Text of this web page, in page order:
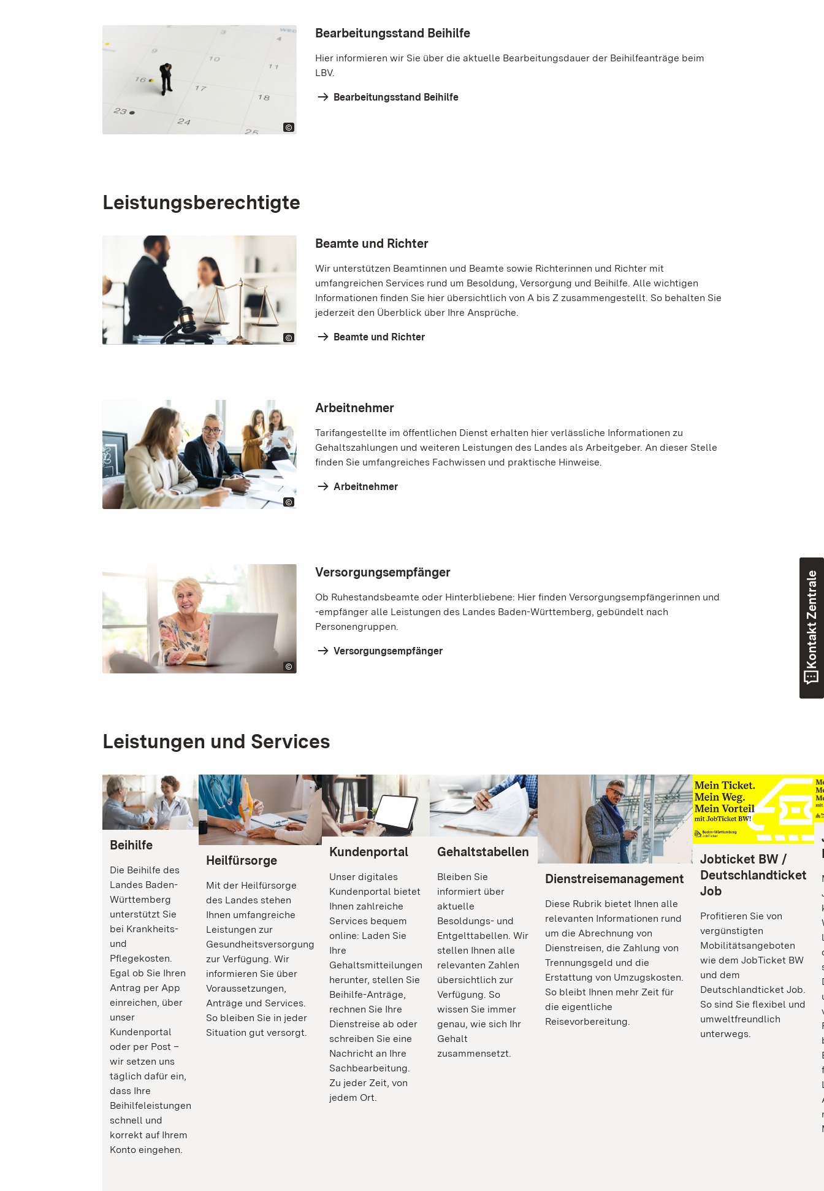
Bearbeitungsstand Beihilfe
Hier informieren wir Sie über die aktuelle Bearbeitungsdauer der Beihilfeanträge beim
LBV.
Bearbeitungsstand Beihilfe
Leistungsberechtigte
Beamte und Richter
Wir unterstützen Beamtinnen und Beamte sowie Richterinnen und Richter mit
umfangreichen Services rund um Besoldung, Versorgung und Beihilfe. Alle wichtigen
Informationen finden Sie hier übersichtlich von A bis Z zusammengestellt. So behalten Sie
jederzeit den Überblick über Ihre Ansprüche.
Beamte und Richter
Arbeitnehmer
Tarifangestellte im öffentlichen Dienst erhalten hier verlässliche Informationen zu
Gehaltszahlungen und weiteren Leistungen des Landes als Arbeitgeber. An dieser Stelle
finden Sie umfangreiches Fachwissen und praktische Hinweise.
Arbeitnehmer
Versorgungsempfänger
Ob Ruhestandsbeamte oder Hinterbliebene: Hier finden Versorgungsempfängerinnen und
-empfänger alle Leistungen des Landes Baden-Württemberg, gebündelt nach
Personengruppen.
Versorgungsempfänger
Leistungen und Services
Beihilfe
Die Beihilfe des
Landes Baden-
Württemberg
unterstützt Sie
bei Krankheits-
und
Pflegekosten.
Egal ob Sie Ihren
Antrag per App
einreichen, über
unser
Kundenportal
oder per Post –
wir setzen uns
täglich dafür ein,
dass Ihre
Beihilfeleistungen
schnell und
korrekt auf Ihrem
Konto eingehen.
Heilfürsorge
Mit der Heilfürsorge
des Landes stehen
Ihnen umfangreiche
Leistungen zur
Gesundheitsversorgung
zur Verfügung. Wir
informieren Sie über
Voraussetzungen,
Anträge und Services.
So bleiben Sie in jeder
Situation gut versorgt.
Kundenportal
Unser digitales
Kundenportal bietet
Ihnen zahlreiche
Services bequem
online: Laden Sie
Ihre
Gehaltsmitteilungen
herunter, stellen Sie
Beihilfe-Anträge,
rechnen Sie Ihre
Dienstreise ab oder
schreiben Sie eine
Nachricht an Ihre
Sachbearbeitung.
Zu jeder Zeit, von
jedem Ort.
Gehaltstabellen
Bleiben Sie
informiert über
aktuelle
Besoldungs- und
Entgelttabellen. Wir
stellen Ihnen alle
relevanten Zahlen
übersichtlich zur
Verfügung. So
wissen Sie immer
genau, wie sich Ihr
Gehalt
zusammensetzt.
Dienstreisemanagement
Diese Rubrik bietet Ihnen alle
relevanten Informationen rund
um die Abrechnung von
Dienstreisen, die Zahlung von
Trennungsgeld und die
Erstattung von Umzugskosten.
So bleibt Ihnen mehr Zeit für
die eigentliche
Reisevorbereitung.
Jobticket BW /
Deutschlandticket
Job
Profitieren Sie von
vergünstigten
Mobilitätsangeboten
wie dem JobTicket BW
und dem
Deutschlandticket Job.
So sind Sie flexibel und
umweltfreundlich
unterwegs.
Kontakt Zentrale